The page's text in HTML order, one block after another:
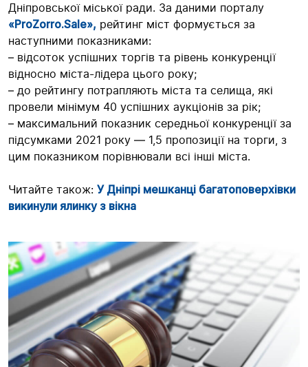
Дніпровської міської ради. За даними порталу
«ProZorro.Sale», рейтинг міст формується за
наступними показниками:
– відсоток успішних торгів та рівень конкуренції
відносно міста-лідера цього року;
– до рейтингу потрапляють міста та селища, які
провели мінімум 40 успішних аукціонів за рік;
– максимальний показник середньої конкуренції за
підсумками 2021 року — 1,5 пропозиції на торги, з
цим показником порівнювали всі інші міста.
Читайте також: У Дніпрі мешканці багатоповерхівки
викинули ялинку з вікна